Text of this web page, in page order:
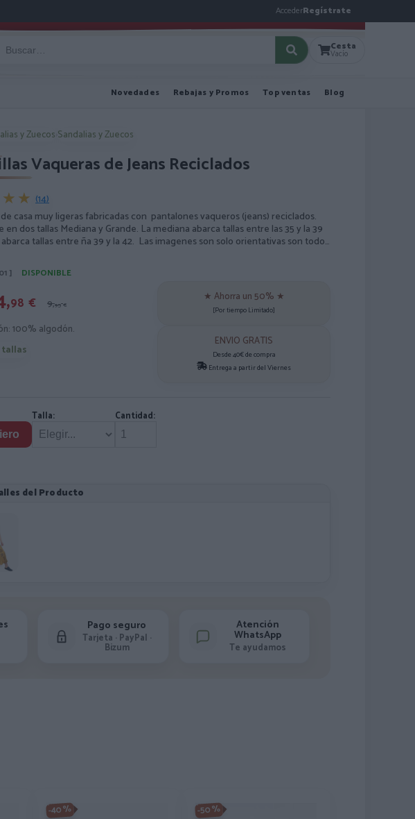
AccederRegístrate
Cesta
Vacío
Novedades Rebajas y Promos Top ventas Blog
y Zuecos Sandalias y Zuecos
Vaqueras de Jeans Reciclados
(14)
casa muy ligeras fabricadas con pantalones vaqueros (jeans) reciclados.
en dos tallas Mediana y Grande. La mediana abarca tallas entre las 35 y la 39
tallas entre ña 39 y la 42. Las imagenes son solo orientativas son todos
de la prenda reciclada
] DISPONIBLE
★ Ahorra un 50% ★
[Por tiempo Limitado]
ENVIO GRATIS
Desde 40€ de compra
Entrega a partir del Viernes
98 € 9,95 €
100% algodón.
Talla: Cantidad:
del Producto
Pago seguro
Tarjeta · PayPal ·
Bizum
Atención
WhatsApp
Te ayudamos
-40% -50%